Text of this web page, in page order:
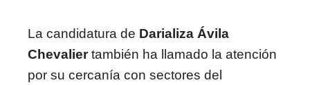
La candidatura de Darializa Ávila
Chevaliertambién ha llamado la atención
por su cercanía con sectores del